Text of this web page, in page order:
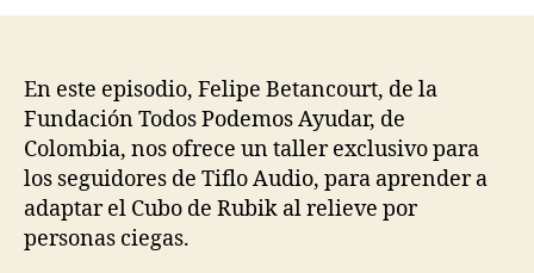
En este episodio, Felipe Betancourt, de la
Fundación Todos Podemos Ayudar, de
Colombia, nos ofrece un taller exclusivo para
los seguidores de Tiflo Audio, para aprender a
adaptar el Cubo de Rubik al relieve por
personas ciegas.